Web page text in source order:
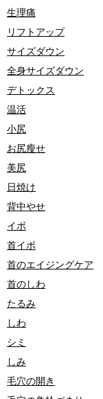
生理痛
リフトアップ
サイズダウン
全身サイズダウン
デトックス
温活
小尻
お尻瘦せ
美尻
日焼け
背中やせ
イボ
首イボ
首のエイジングケア
首のしわ
たるみ
しわ
シミ
しみ
毛穴の開き